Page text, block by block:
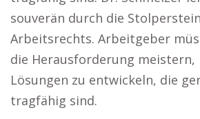
souverän durch die
Arbeitsrechts. Arbeitgeber
die Herausforderung meistern,
Lösungen zu entwickeln, die
tragfähig sind.